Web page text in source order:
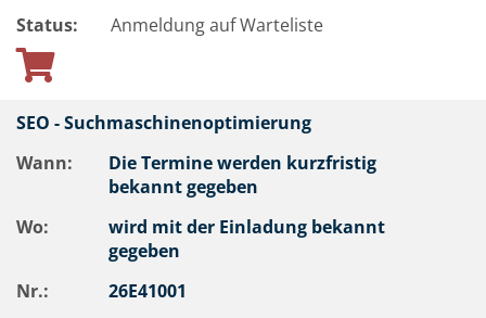
Status:
Anmeldung auf Warteliste
SEO - Suchmaschinenoptimierung
Wann:
Die Termine werden kurzfristig
bekannt gegeben
Wo:
wird mit der Einladung bekannt
gegeben
Nr.:
26E41001